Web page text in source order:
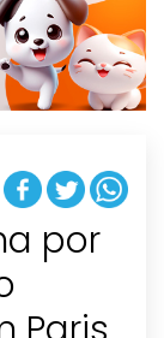
t
i
o
n
por